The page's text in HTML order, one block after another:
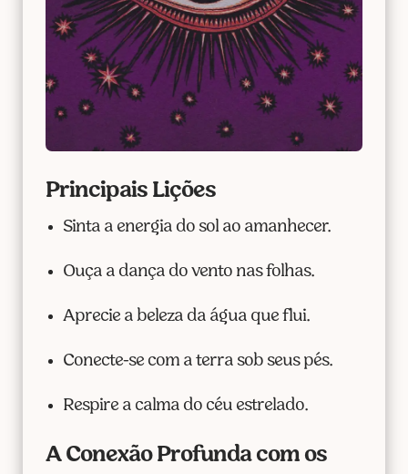
Principais Lições
Sinta a energia do sol ao amanhecer.
Ouça a dança do vento nas folhas.
Aprecie a beleza da água que flui.
Conecte-se com a terra sob seus pés.
Respire a calma do céu estrelado.
A Conexão Profunda com os